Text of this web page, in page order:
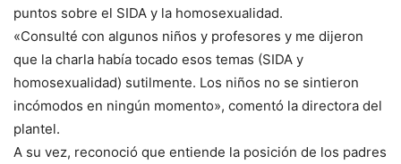
puntos sobre el SIDA y la homosexualidad.
«Consulté con algunos niños y profesores y me dijeron
que la charla había tocado esos temas (SIDA y
homosexualidad) sutilmente. Los niños no se sintieron
incómodos en ningún momento», comentó la directora del
plantel.
A su vez, reconoció que entiende la posición de los padres